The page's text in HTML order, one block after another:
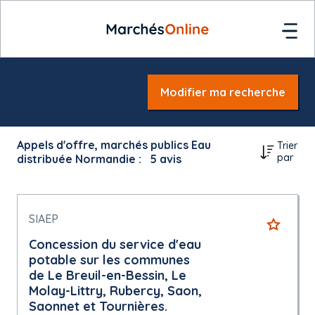
Modifier ma recherche
Appels d'offre, marchés publics Eau
distribuée Normandie :
5 avis
Trier
par
SIAEP
Concession du service d'eau
potable sur les communes
de Le Breuil-en-Bessin, Le
Molay-Littry, Rubercy, Saon,
Saonnet et Tournières.